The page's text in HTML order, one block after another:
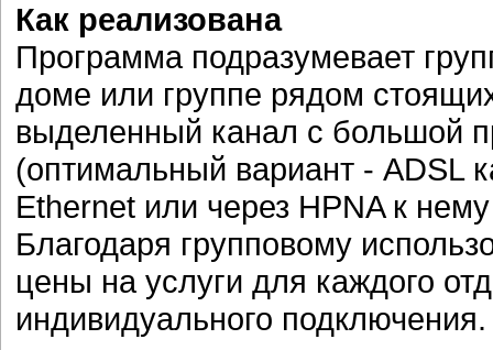
Как реализована
Программа подразумевает
доме или группе рядом
выделенный канал с большой
(оптимальный вариант - ADSL
Ethernet или через HPNA к
Благодаря групповому
цены на услуги для каждого
индивидуального подключения.